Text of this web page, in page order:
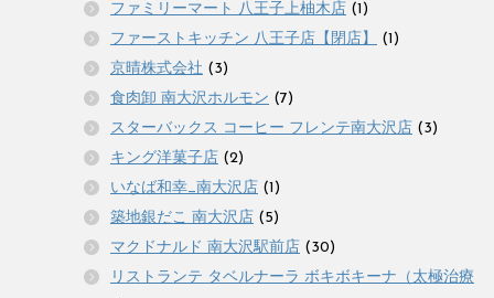
ファミリーマート 八王子上柚木店 (1)
ファーストキッチン 八王子店【閉店】
(1)
京晴株式会社 (3)
食肉卸 南大沢ホルモン (7)
スターバックス コーヒー フレンテ南大沢店 (3)
キング洋菓子店 (2)
いなば和幸_南大沢店 (1)
築地銀だこ 南大沢店 (5)
マクドナルド 南大沢駅前店 (30)
リストランテ タベルナーラ ボキボキーナ（太極治療